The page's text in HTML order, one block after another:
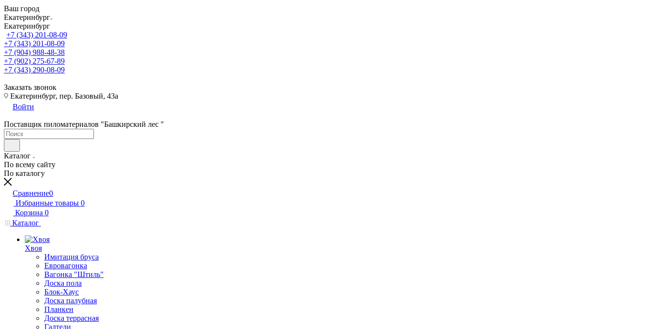
Ваш город
Екатеринбург
Екатеринбург
+7 (343) 201-08-09
+7 (343) 201-08-09
+7 (904) 988-48-38
+7 (902) 275-67-89
+7 (343) 290-08-09
Заказать звонок
Екатеринбург, пер. Базовый, 43а
Войти
Поставщик пиломатериалов "Башкирский лес "
Каталог
По всему сайту
По каталогу
Сравнение0
Избранные товары 0
Корзина 0
Каталог
Хвоя
Имитация бруса
Евровагонка
Вагонка "Штиль"
Доска пола
Блок-Хаус
Доска палубная
Планкен
Доска террасная
Галтели